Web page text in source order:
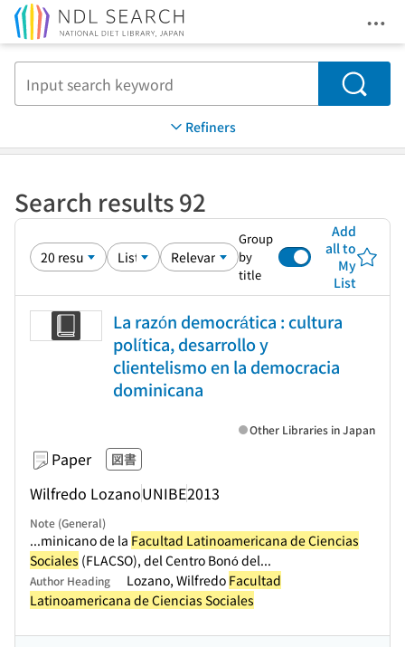
Search
Refiners
Search results 92
Group
by
title
Add
all to
My
List
La razón democrática : cultura
política, desarrollo y
clientelismo en la democracia
dominicana
Paper 図書
Wilfredo LozanoUNIBE2013
Other Libraries in Japan
Note (General)
...minicano de la Facultad Latinoamericana de Ciencias
Sociales (FLACSO), del Centro Bonó del...
Author Heading Lozano, Wilfredo Facultad
Latinoamericana de Ciencias Sociales